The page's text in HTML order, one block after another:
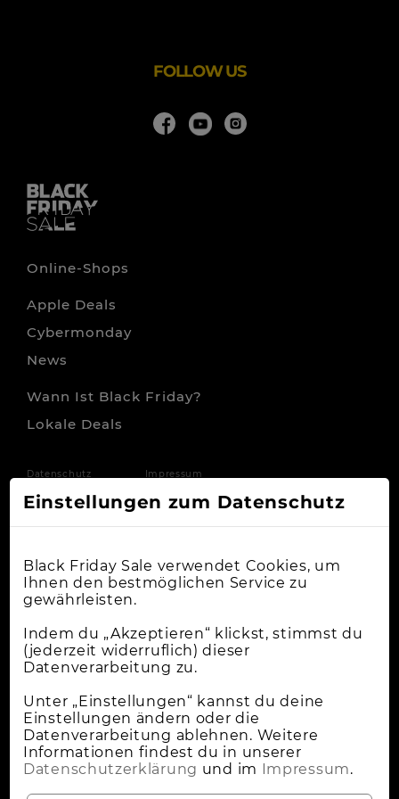
FOLLOW US
Online-Shops
Apple Deals
Cybermonday
News
Wann Ist Black Friday?
Lokale Deals
Datenschutz Impressum
Einstellungen zum Datenschutz
Black Friday Sale verwendet Cookies, um
Ihnen den bestmöglichen Service zu
gewährleisten.
Indem du „Akzeptieren“ klickst, stimmst du
(jederzeit widerruflich) dieser
Datenverarbeitung zu.
Unter „Einstellungen“ kannst du deine
Einstellungen ändern oder die
Datenverarbeitung ablehnen. Weitere
Informationen findest du in unserer
Datenschutzerklärung und im Impressum.